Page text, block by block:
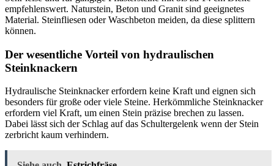
empfehlenswert. Naturstein, Beton und Granit sind geeignetes
Material. Steinfliesen oder Waschbeton meiden, da diese splittern
können.
Der wesentliche Vorteil von hydraulischen
Steinknackern
Hydraulische Steinknacker erfordern keine Kraft und eignen sich
besonders für große oder viele Steine. Herkömmliche Steinknacker
erfordern viel Kraft, um einen Stein präzise brechen zu lassen.
Dabei lässt sich der Schlag auf das Schultergelenk wenn der Stein
zerbricht kaum verhindern.